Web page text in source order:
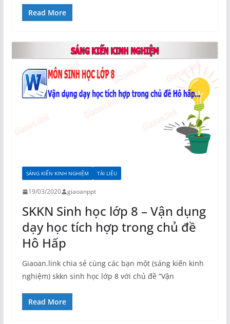
Read More
SÁNG KIẾN KINH NGHIỆM TÀI LIỆU
19/03/2020 giaoanppt
SKKN Sinh học lớp 8 – Vận dụng
dạy học tích hợp trong chủ đề
Hô Hấp
Giaoan.link chia sẻ cùng các bạn một (sáng kiến kinh
nghiệm) skkn sinh học lớp 8 với chủ đề “Vận
Read More